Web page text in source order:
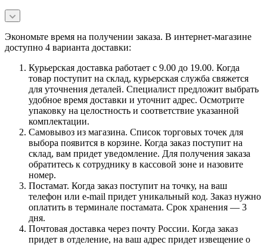
Экономьте время на получении заказа. В интернет-магазине
доступно 4 варианта доставки:
Курьерская доставка работает с 9.00 до 19.00. Когда
товар поступит на склад, курьерская служба свяжется
для уточнения деталей. Специалист предложит выбрать
удобное время доставки и уточнит адрес. Осмотрите
упаковку на целостность и соответствие указанной
комплектации.
Самовывоз из магазина. Список торговых точек для
выбора появится в корзине. Когда заказ поступит на
склад, вам придет уведомление. Для получения заказа
обратитесь к сотруднику в кассовой зоне и назовите
номер.
Постамат. Когда заказ поступит на точку, на ваш
телефон или e-mail придет уникальный код. Заказ нужно
оплатить в терминале постамата. Срок хранения — 3
дня.
Почтовая доставка через почту России. Когда заказ
придет в отделение, на ваш адрес придет извещение о